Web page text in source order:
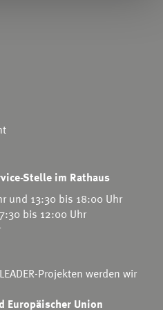
Stelle im Rathaus
und 13:30 bis 18:00 Uhr
bis 12:00 Uhr
Projekten werden wir
Europäischer Union